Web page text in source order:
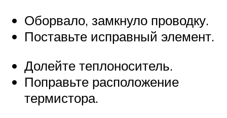
Оборвало, замкнуло проводку.
Поставьте исправный элемент.
Долейте теплоноситель.
Поправьте расположение
термистора.